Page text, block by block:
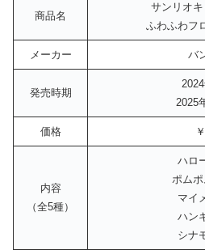
商品名
サンリオ
ふわふわフ
メーカー バ
発売時期
2025
価格
内容
（全5種）
ハロ
ポム
マイ
ハン
シナ